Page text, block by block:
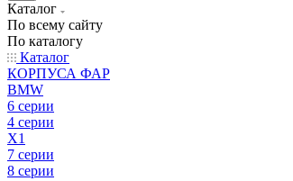
Каталог
По всему сайту
По каталогу
Каталог
КОРПУСА ФАР
BMW
6 серии
4 серии
X1
7 серии
8 серии